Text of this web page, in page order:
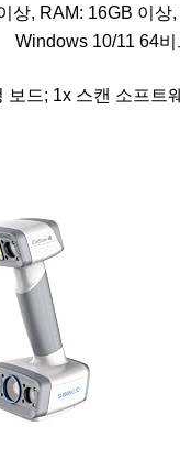
상, RAM: 16GB 이
Windows 10/11 64
보드; 1x 스캔 소프